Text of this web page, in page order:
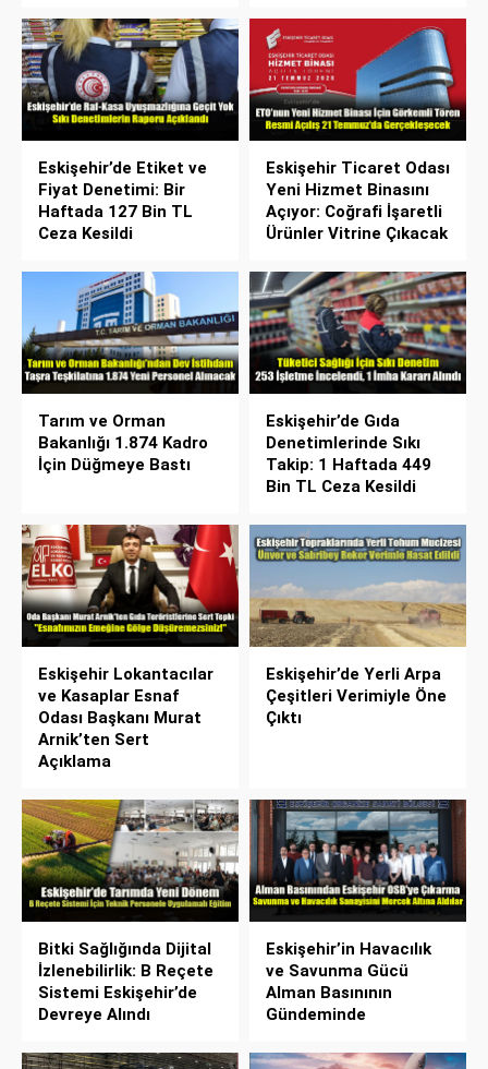
Eskişehir’de Etiket ve
Fiyat Denetimi: Bir
Haftada 127 Bin TL
Ceza Kesildi
Eskişehir Ticaret Odası
Yeni Hizmet Binasını
Açıyor: Coğrafi İşaretli
Ürünler Vitrine Çıkacak
Tarım ve Orman
Bakanlığı 1.874 Kadro
İçin Düğmeye Bastı
Eskişehir’de Gıda
Denetimlerinde Sıkı
Takip: 1 Haftada 449
Bin TL Ceza Kesildi
Eskişehir Lokantacılar
ve Kasaplar Esnaf
Odası Başkanı Murat
Arnik’ten Sert
Açıklama
Eskişehir’de Yerli Arpa
Çeşitleri Verimiyle Öne
Çıktı
Bitki Sağlığında Dijital
İzlenebilirlik: B Reçete
Sistemi Eskişehir’de
Devreye Alındı
Eskişehir’in Havacılık
ve Savunma Gücü
Alman Basınının
Gündeminde